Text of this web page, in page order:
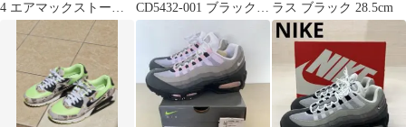
4 エアマックストーチ4
27.0cm
CD5432-001 ブラック
24.5cm
ラス ブラック 28.5cm